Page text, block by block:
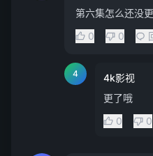
第六集怎么还没
0
0
4 4k影视
更了哦
0
0